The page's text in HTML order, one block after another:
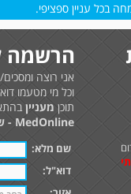
בכל עניין ספציפי.
הרשמה
אני רוצה
וכל מי מטעמו
תוכן מעניין
MedOnline - שאל את הרופא
שם מלא:
דוא"ל: